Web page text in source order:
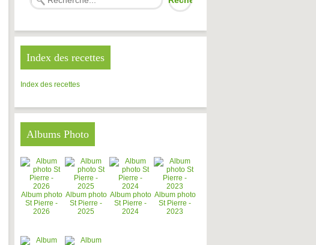
Index des recettes
Index des recettes
Albums Photo
Album photo
St Pierre -
2026
Album photo
St Pierre -
2025
Album photo
St Pierre -
2024
Album photo
St Pierre -
2023